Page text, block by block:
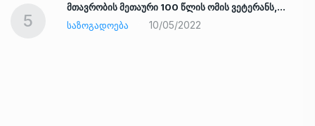
5
მთავრობის მეთაური 100 წლის ომის ვეტერანს,…
ᲡᲐᲖᲝᲒᲐᲓᲝᲔᲑᲐ
10/05/2022